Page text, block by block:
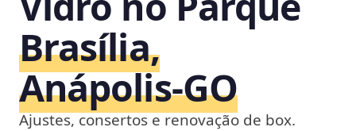
Brasília,
Anápolis‑GO
Ajustes, consertos e renovação de box.